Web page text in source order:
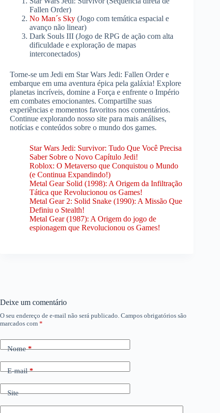
Fallen Order)
No Man´s Sky (Jogo com temática espacial e
avanço não linear)
Dark Souls III (Jogo de RPG de ação com alta
dificuldade e exploração de mapas
interconectados)
Torne-se um Jedi em Star Wars Jedi: Fallen Order e
embarque em uma aventura épica pela galáxia! Explore
planetas incríveis, domine a Força e enfrente o Império
em combates emocionantes. Compartilhe suas
experiências e momentos favoritos nos comentários.
Continue explorando nosso site para mais análises,
notícias e conteúdos sobre o mundo dos games.
Star Wars Jedi: Survivor: Tudo Que Você Precisa
Saber Sobre o Novo Capítulo Jedi!
Roblox: O Metaverso que Conquistou o Mundo
(e Continua Expandindo!)
Metal Gear Solid (1998): A Origem da Infiltração
Tática que Revolucionou os Games!
Metal Gear 2: Solid Snake (1990): A Missão Que
Definiu o Stealth!
Metal Gear (1987): A Origem do jogo de
espionagem que Revolucionou os Games!
Deixe um comentário
O seu endereço de e-mail não será publicado. Campos obrigatórios são
marcados com *
Nome*
E-mail*
Site